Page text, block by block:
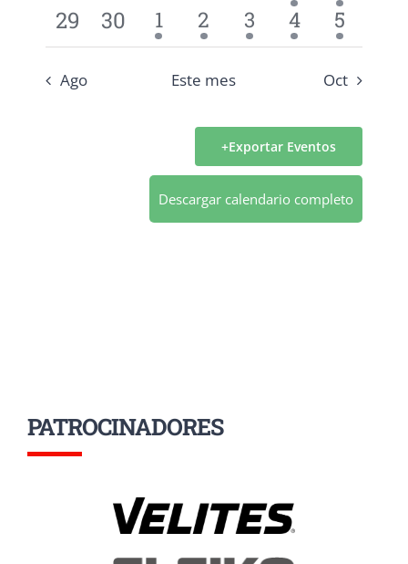
eventoseventoseventoseventoseventoseventoevento
0
eventos
29
0
eventos
30
1
evento
1
1
evento
2
1
evento
3
2
eventos
4
2
5
Ago Este mes Oct
Exportar Eventos
Descargar calendario completo
PATROCINADORES